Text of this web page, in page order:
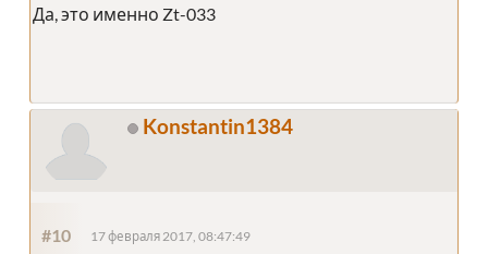
Да, это именно Zt-033
Konstantin1384
#10 17 февраля 2017, 08:47:49